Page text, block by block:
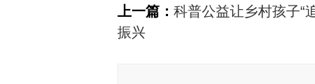
上一篇： 科普公益让乡村孩子“
振兴